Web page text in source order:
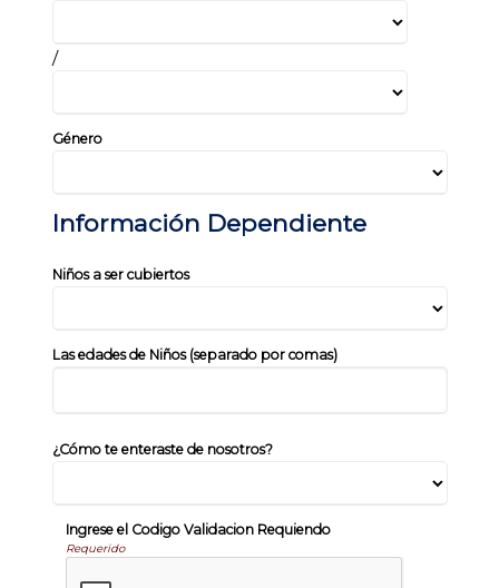
/
Género
Información Dependiente
Niños a ser cubiertos
Las edades de Niños (separado por comas)
¿Cómo te enteraste de nosotros?
Ingrese el Codigo Validacion Requiendo
Requerido